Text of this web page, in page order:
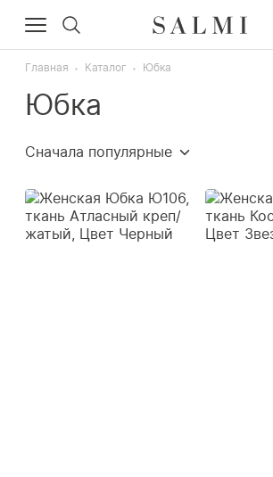
Главная Каталог Юбка
Юбка
Сначала популярные
Сначала дешёвые
Недавно добавленные